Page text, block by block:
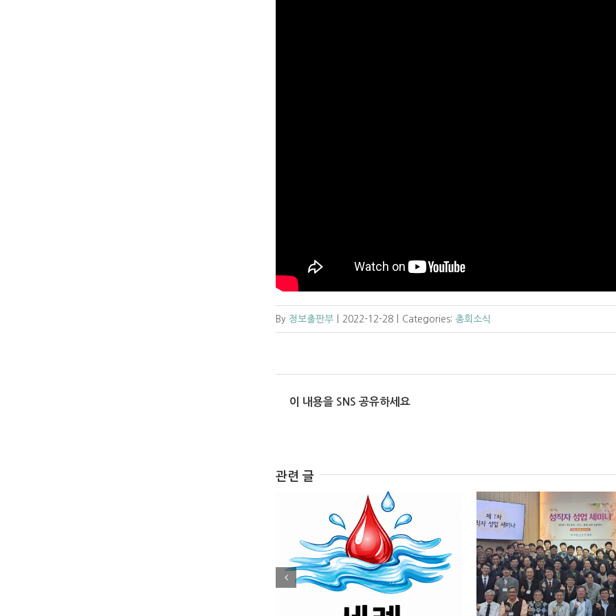
By 정보출판부 2022-12-28 Categories: 총회소식
이 내용을 SNS 공유하세요
관련 글